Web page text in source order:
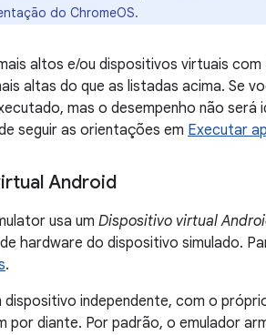
do ChromeOS.
altos e/ou dispositivos virtuais
altas do que as listadas acima. Se
mas o desempenho não
seguir as orientações em Executar
Android
usa um Dispositivo virtual
hardware do dispositivo simulado.
.
dispositivo independente, com o
por diante. Por padrão, o emulador